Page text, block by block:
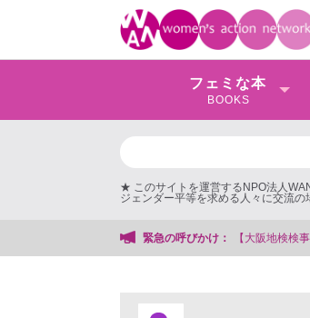
フェミな本
BOOKS
★ このサイトを運営するNPO法人
ジェンダー平等を求める人々に交流の
緊急の呼びかけ：